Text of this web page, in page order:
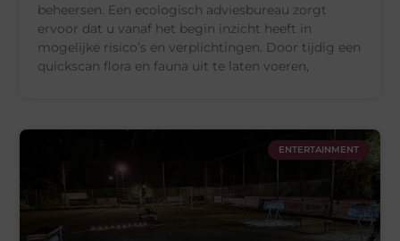
beheersen. Een ecologisch adviesbureau zorgt
ervoor dat u vanaf het begin inzicht heeft in
mogelijke risico’s en verplichtingen. Door tijdig een
quickscan flora en fauna uit te laten voeren,
ENTERTAINMENT